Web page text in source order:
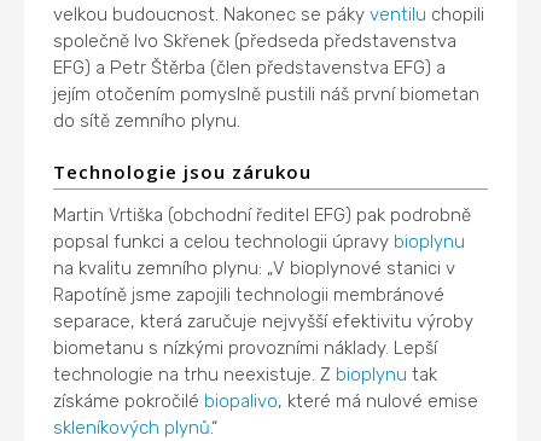
velkou budoucnost. Nakonec se pákyventilu chopili
společně Ivo Skřenek (předseda představenstva
EFG) a Petr Štěrba (člen představenstva EFG) a
jejím otočením pomyslně pustili náš první biometan
do sítě zemního plynu.
Technologie jsou zárukou
Martin Vrtiška (obchodní ředitel EFG) pak podrobně
popsal funkci a celou technologii úpravy bioplynu
na kvalitu zemního plynu: „V bioplynové stanici v
Rapotíně jsme zapojili technologii membránové
separace, která zaručuje nejvyšší efektivitu výroby
biometanu s nízkými provozními náklady. Lepší
technologie na trhu neexistuje. Z bioplynu tak
získáme pokročilé biopalivo, které má nulové emise
skleníkových plynů.“